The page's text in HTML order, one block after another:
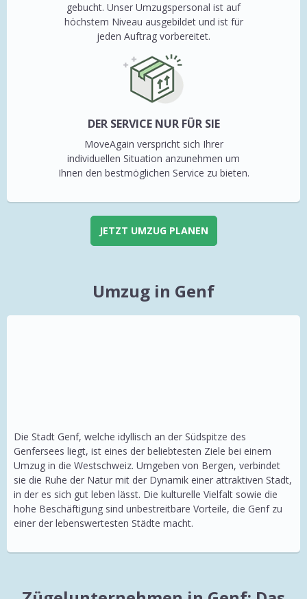
gebucht. Unser Umzugspersonal ist auf
höchstem Niveau ausgebildet und ist für
jeden Auftrag vorbereitet.
DER SERVICE NUR FÜR SIE
MoveAgain verspricht sich Ihrer
individuellen Situation anzunehmen um
Ihnen den bestmöglichen Service zu bieten.
JETZT UMZUG PLANEN
Umzug in Genf
Die Stadt Genf, welche idyllisch an der Südspitze des
Genfersees liegt, ist eines der beliebtesten Ziele bei einem
Umzug in die Westschweiz. Umgeben von Bergen, verbindet
sie die Ruhe der Natur mit der Dynamik einer attraktiven Stadt,
in der es sich gut leben lässt. Die kulturelle Vielfalt sowie die
hohe Beschäftigung sind unbestreitbare Vorteile, die Genf zu
einer der lebenswertesten Städte macht.